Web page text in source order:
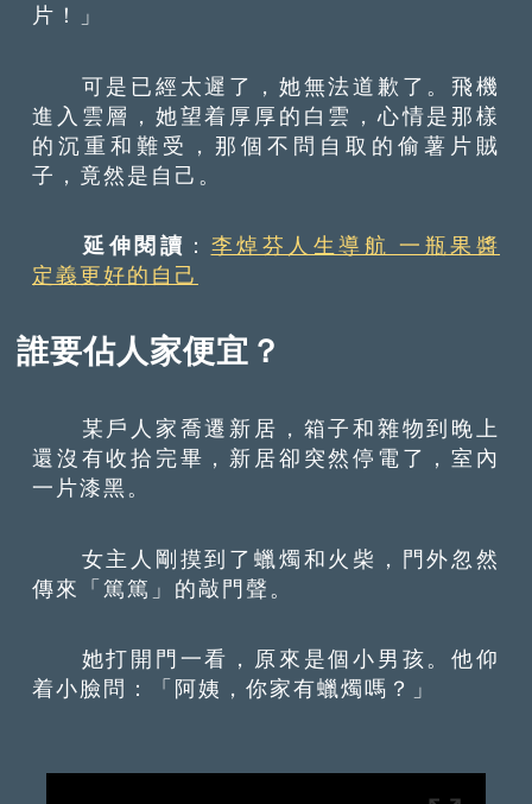
片！」
可是已經太遲了，她無法道歉了。飛機
進入雲層，她望着厚厚的白雲，心情是那樣
的沉重和難受，那個不問自取的偷薯片賊
子，竟然是自己。
延伸閱讀 ： 李焯芬人生導航 一瓶果醬
定義更好的自己
誰要佔人家便宜？
某戶人家喬遷新居，箱子和雜物到晚上
還沒有收拾完畢，新居卻突然停電了，室內
一片漆黑。
女主人剛摸到了蠟燭和火柴，門外忽然
傳來「篤篤」的敲門聲。
她打開門一看，原來是個小男孩。他仰
着小臉問：「阿姨，你家有蠟燭嗎？」